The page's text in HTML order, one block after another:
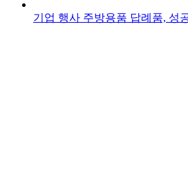
기업 행사 주방용품 답례품, 성